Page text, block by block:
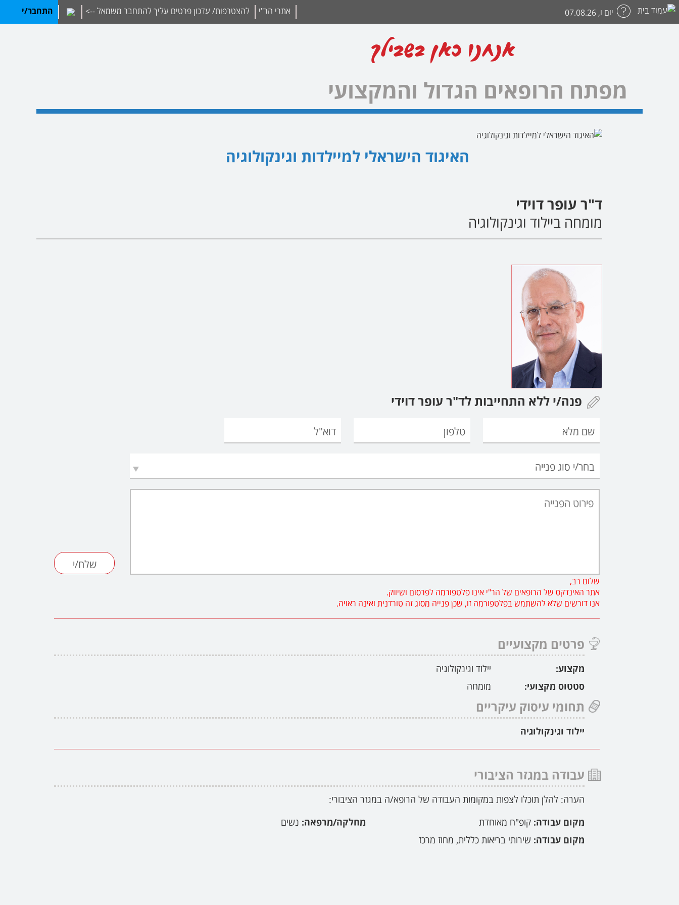
אתרי הר"י להצטרפות/ עדכון פרטים עליך להתחבר משמאל --> התחבר/י יום ו, 07.08.26
אנחנו כאן בשבילך
מפתח הרופאים הגדול והמקצועי
האיגוד הישראלי למיילדות וגינקולוגיה
ד"ר עופר דוידי
מומחה ביילוד וגינקולוגיה
פנה/י ללא התחייבות לד"ר עופר דוידי
שלום רב,
אתר האינדקס של הרופאים של הר"י אינו פלטפורמה לפרסום ושיווק.
אנו דורשים שלא להשתמש בפלטפורמה זו, שכן פנייה מסוג זה טורדנית ואינה ראויה.
פרטים מקצועיים
מקצוע:
יילוד וגינקולוגיה
סטטוס מקצועי:
מומחה
תחומי עיסוק עיקריים
יילוד וגינקולוגיה
עבודה במגזר הציבורי
הערה: להלן תוכלו לצפות במקומות העבודה של הרופא/ה במגזר הציבורי:
מקום עבודה:קופ"ח מאוחדת
מקום עבודה:שירותי בריאות כללית, מחוז מרכז
מחלקה/מרפאה:נשים